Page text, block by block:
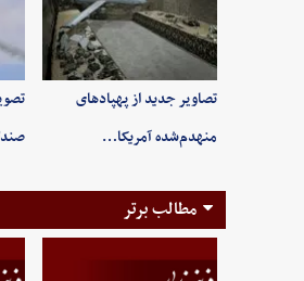
تصاویر جدید از پهپادهای
منهدم‌شده آمریکا…
مطالب برتر